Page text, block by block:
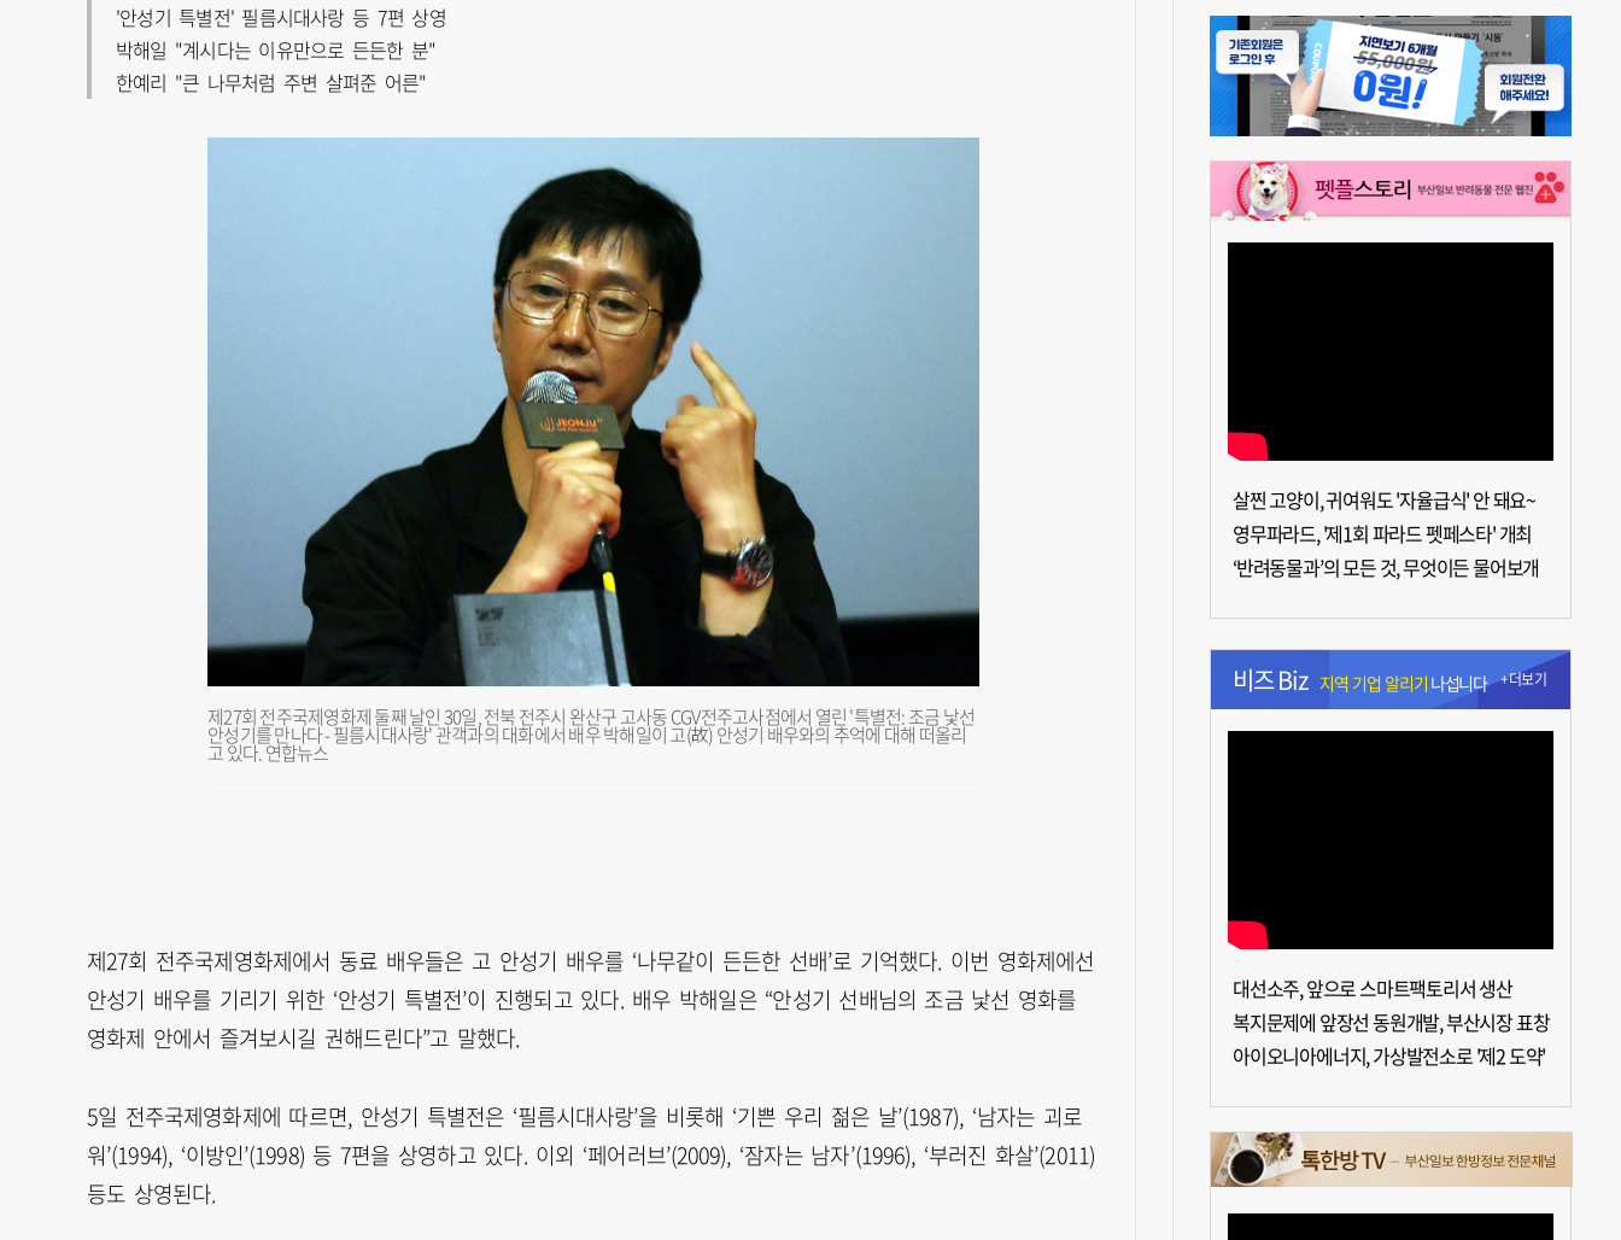
'안성기 특별전' 필름시대사랑 등 7편 상영
박해일 "계시다는 이유만으로 든든한 분"
한예리 "큰 나무처럼 주변 살펴준 어른"
제27회 전주국제영화제 둘째 날인 30일, 전북 전주시 완산구 고사동 CGV전주고사점에서 열린 '특별전: 조금 낯선
안성기를 만나다 - 필름시대사랑' 관객과의 대화에서 배우 박해일이 고(故) 안성기 배우와의 추억에 대해 떠올리
고 있다. 연합뉴스
제27회 전주국제영화제에서 동료 배우들은 고 안성기 배우를 ‘나무같이 든든한 선배’로 기억했다. 이번 영화제에선
안성기 배우를 기리기 위한 ‘안성기 특별전’이 진행되고 있다. 배우 박해일은 “안성기 선배님의 조금 낯선 영화를
영화제 안에서 즐겨보시길 권해드린다”고 말했다.
5일 전주국제영화제에 따르면, 안성기 특별전은 ‘필름시대사랑’을 비롯해 ‘기쁜 우리 젊은 날’(1987), ‘남자는 괴로
워’(1994), ‘이방인’(1998) 등 7편을 상영하고 있다. 이외 ‘페어러브’(2009), ‘잠자는 남자’(1996), ‘부러진 화살’(2011)
등도 상영된다.
살찐 고양이, 귀여워도 '자율급식' 안 돼요~
영무파라드, '제1회 파라드 펫페스타' 개최
‘반려동물과’의 모든 것, 무엇이든 물어보개
비즈 Biz 지역 기업 알리기 나섭니다 +더보기
대선소주, 앞으로 스마트팩토리서 생산
복지문제에 앞장선 동원개발, 부산시장 표창
아이오니아에너지, 가상발전소로 '제2 도약'